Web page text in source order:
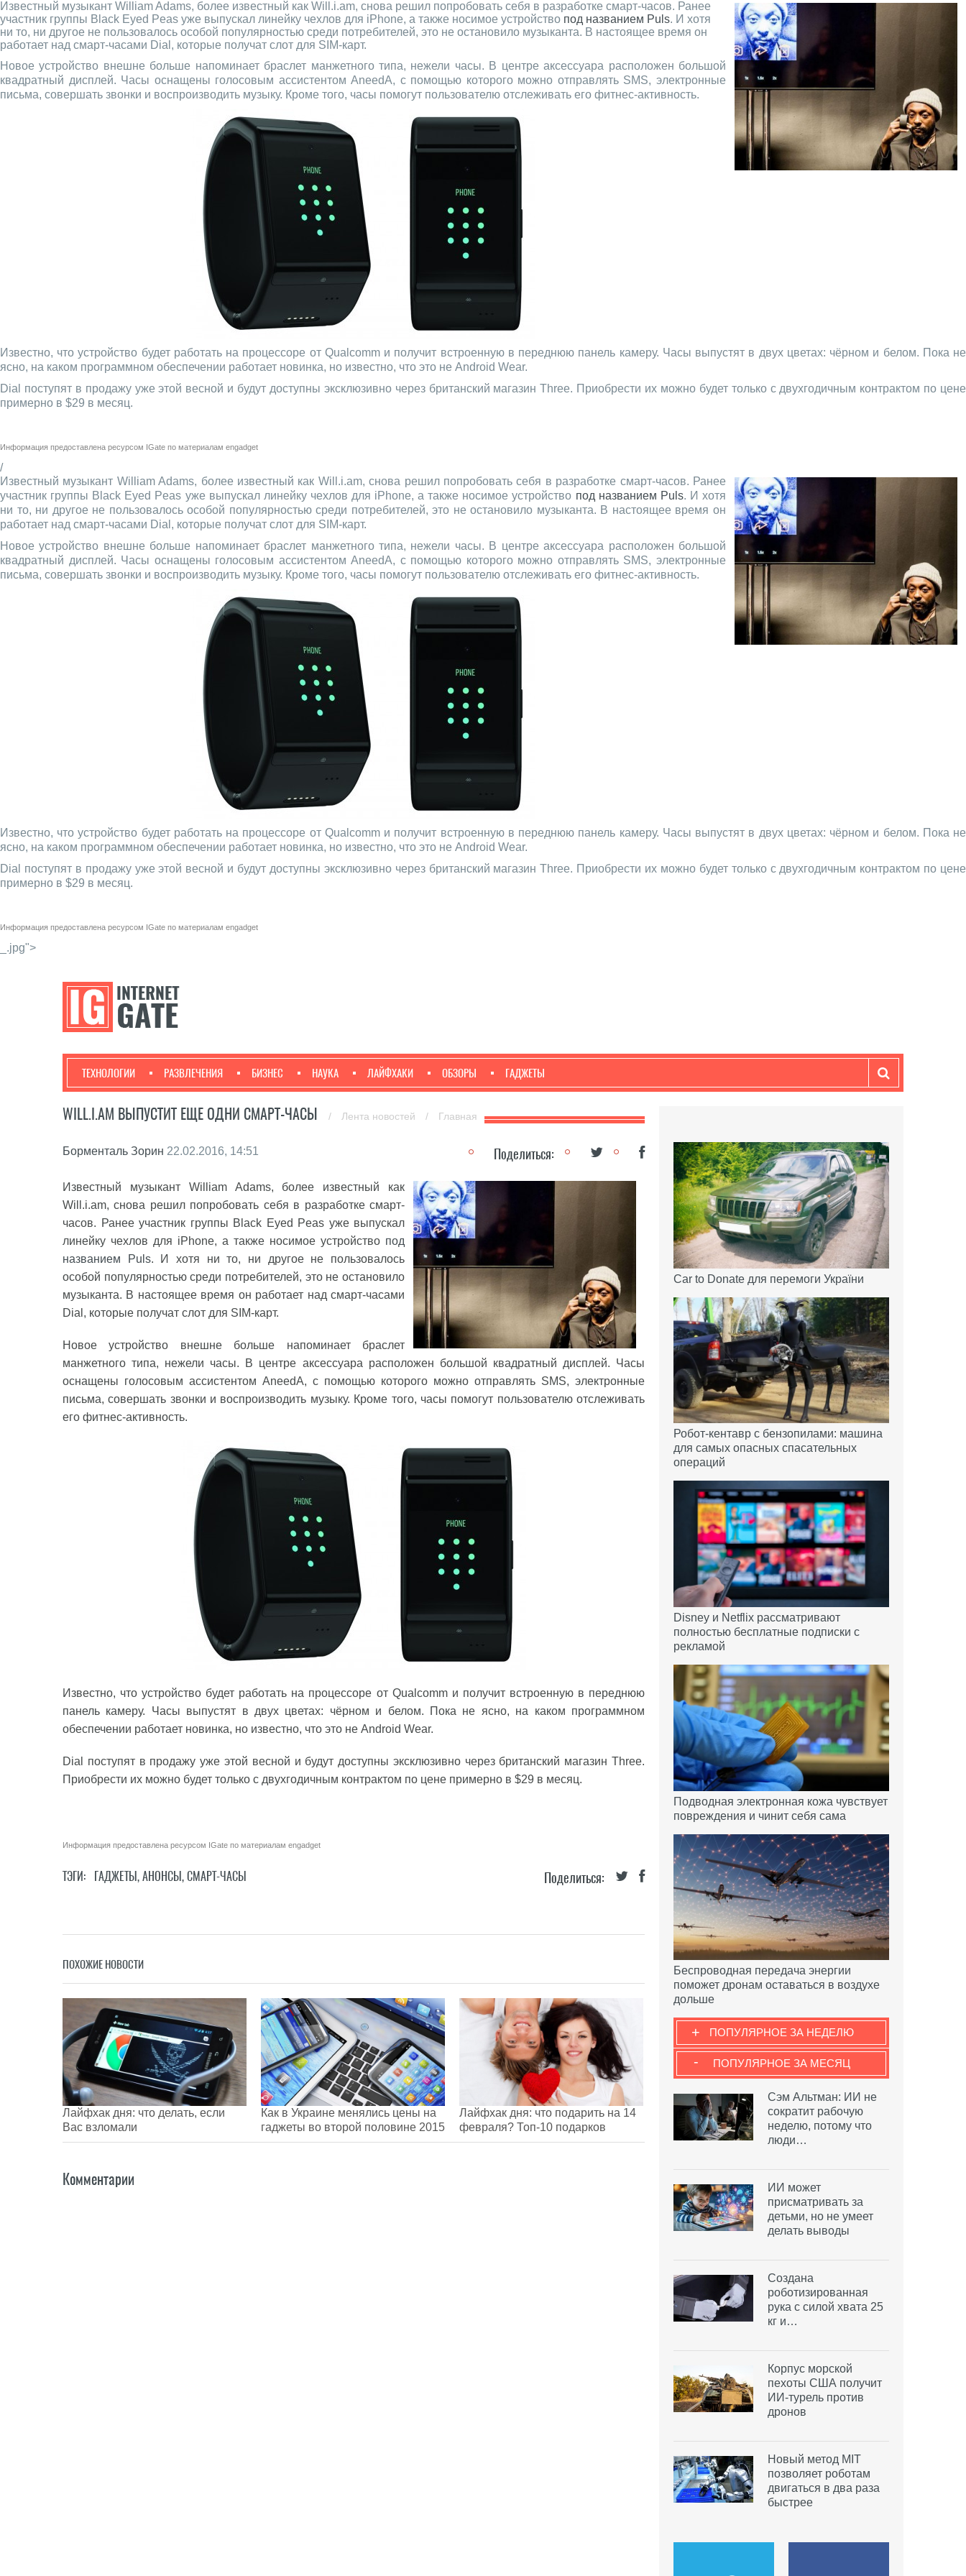
Известный музыкант William Adams, более известный как Will.i.am, снова решил попробовать себя в разработке смарт-часов. Ранее
участник группы Black Eyed Peas уже выпускал линейку чехлов для iPhone, а также носимое устройство под названием Puls. И хотя
ни то, ни другое не пользовалось особой популярностью среди потребителей, это не остановило музыканта. В настоящее время он
работает над смарт-часами Dial, которые получат слот для SIM-карт.
Новое устройство внешне больше напоминает браслет манжетного типа, нежели часы. В центре аксессуара расположен большой
квадратный дисплей. Часы оснащены голосовым ассистентом AneedA, с помощью которого можно отправлять SMS, электронные
письма, совершать звонки и воспроизводить музыку. Кроме того, часы помогут пользователю отслеживать его фитнес-активность.
Известно, что устройство будет работать на процессоре от Qualcomm и получит встроенную в переднюю панель камеру. Часы выпустят в двух цветах: чёрном и белом. Пока не
ясно, на каком программном обеспечении работает новинка, но известно, что это не Android Wear.
Dial поступят в продажу уже этой весной и будут доступны эксклюзивно через британский магазин Three. Приобрести их можно будет только с двухгодичным контрактом по цене
примерно в $29 в месяц.
Информация предоставлена ресурсом IGate по материалам engadget
/
Известный музыкант William Adams, более известный как Will.i.am, снова решил попробовать себя в разработке смарт-часов. Ранее
участник группы Black Eyed Peas уже выпускал линейку чехлов для iPhone, а также носимое устройство под названием Puls. И хотя
ни то, ни другое не пользовалось особой популярностью среди потребителей, это не остановило музыканта. В настоящее время он
работает над смарт-часами Dial, которые получат слот для SIM-карт.
Новое устройство внешне больше напоминает браслет манжетного типа, нежели часы. В центре аксессуара расположен большой
квадратный дисплей. Часы оснащены голосовым ассистентом AneedA, с помощью которого можно отправлять SMS, электронные
письма, совершать звонки и воспроизводить музыку. Кроме того, часы помогут пользователю отслеживать его фитнес-активность.
Известно, что устройство будет работать на процессоре от Qualcomm и получит встроенную в переднюю панель камеру. Часы выпустят в двух цветах: чёрном и белом. Пока не
ясно, на каком программном обеспечении работает новинка, но известно, что это не Android Wear.
Dial поступят в продажу уже этой весной и будут доступны эксклюзивно через британский магазин Three. Приобрести их можно будет только с двухгодичным контрактом по цене
примерно в $29 в месяц.
Информация предоставлена ресурсом IGate по материалам engadget
_.jpg">
ТЕХНОЛОГИИ РАЗВЛЕЧЕНИЯ БИЗНЕС НАУКА ЛАЙФХАКИ ОБЗОРЫ ГАДЖЕТЫ
WILL.I.AM ВЫПУСТИТ ЕЩЕ ОДНИ СМАРТ-ЧАСЫ / Лента новостей / Главная
Борменталь Зорин 22.02.2016, 14:51 Поделиться:
Известный музыкант William Adams, более известный как
Will.i.am, снова решил попробовать себя в разработке смарт-
часов. Ранее участник группы Black Eyed Peas уже выпускал
линейку чехлов для iPhone, а также носимое устройство под
названием Puls. И хотя ни то, ни другое не пользовалось
особой популярностью среди потребителей, это не остановило
музыканта. В настоящее время он работает над смарт-часами
Dial, которые получат слот для SIM-карт.
Новое устройство внешне больше напоминает браслет
манжетного типа, нежели часы. В центре аксессуара расположен большой квадратный дисплей. Часы
оснащены голосовым ассистентом AneedA, с помощью которого можно отправлять SMS, электронные
письма, совершать звонки и воспроизводить музыку. Кроме того, часы помогут пользователю отслеживать
его фитнес-активность.
Известно, что устройство будет работать на процессоре от Qualcomm и получит встроенную в переднюю
панель камеру. Часы выпустят в двух цветах: чёрном и белом. Пока не ясно, на каком программном
обеспечении работает новинка, но известно, что это не Android Wear.
Dial поступят в продажу уже этой весной и будут доступны эксклюзивно через британский магазин Three.
Приобрести их можно будет только с двухгодичным контрактом по цене примерно в $29 в месяц.
Информация предоставлена ресурсом IGate по материалам engadget
Поделиться:
ТЭГИ: ГАДЖЕТЫ,АНОНСЫ,СМАРТ-ЧАСЫ
ПОХОЖИЕ НОВОСТИ
Лайфхак дня: что делать, если
Вас взломали
Как в Украине менялись цены на
гаджеты во второй половине 2015
Лайфхак дня: что подарить на 14
февраля? Топ-10 подарков
Комментарии
Car to Donate для перемоги України
Робот-кентавр с бензопилами: машина
для самых опасных спасательных
операций
Disney и Netflix рассматривают
полностью бесплатные подписки с
рекламой
Подводная электронная кожа чувствует
повреждения и чинит себя сама
Беспроводная передача энергии
поможет дронам оставаться в воздухе
дольше
ПОПУЛЯРНОЕ ЗА НЕДЕЛЮ
+
ПОПУЛЯРНОЕ ЗА МЕСЯЦ
-
Сэм Альтман: ИИ не
сократит рабочую
неделю, потому что
люди…
ИИ может
присматривать за
детьми, но не умеет
делать выводы
Создана
роботизированная
рука с силой хвата 25
кг и…
Корпус морской
пехоты США получит
ИИ-турель против
дронов
Новый метод MIT
позволяет роботам
двигаться в два раза
быстрее